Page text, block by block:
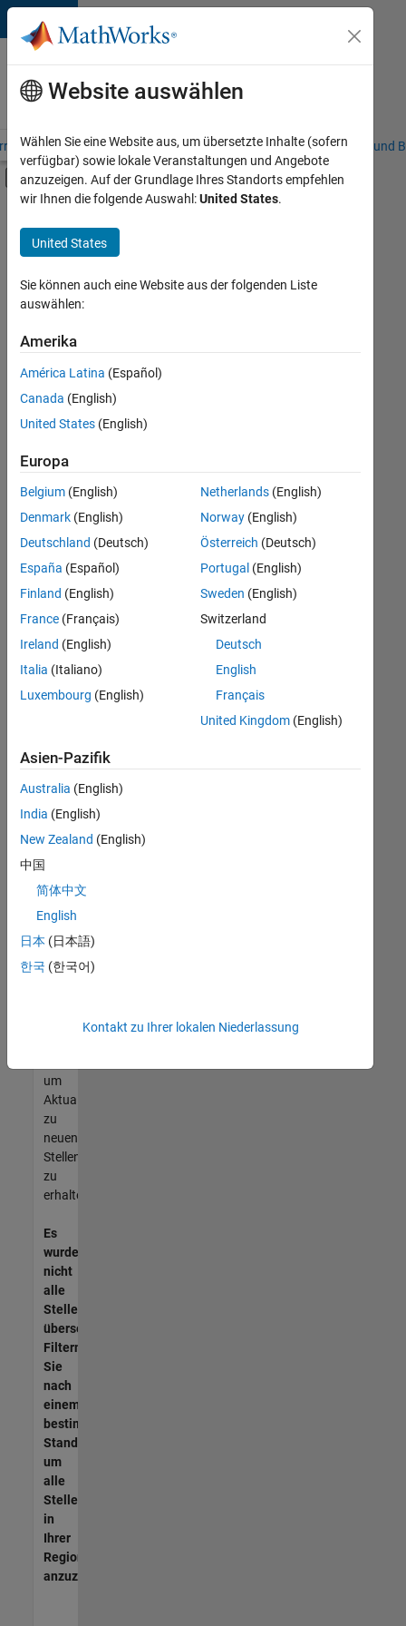
Weiter zum Inhalt
Karriere
bei
MathWorks
– Übersicht Stellensuche Niederlassungen Studierende und
Umschaltung für Off-Canvas-
Hauptinhalt
Advanced Support
Business Applications and Tools
Program Management
Release Engineering
Web Applications and Services
+4
Derzeit
es
keine
offenen
Stellen,
Ihren
Suchkriterien
entsprechen.
können
die
Suchkriterien
weiter
fassen
oder
alle
Stellenangebote
anzeigen .
noch
keine
offenen
Stellen
können,
die
Ihren
entsprechen,
werden
unseres
um
Aktualisierungen
zu
neuen
Stellenangeboten
zu
erhalten.
Es
wurden
nicht
alle
Stellen
übersetzt.
Filtern
Sie
nach
einem
bestimmten
Standort,
um
alle
Stellenangebote
in
Ihrer
Region
anzuzeigen.
Website auswählen
Wählen Sie eine Website aus, um übersetzte Inhalte (sofern
verfügbar) sowie lokale Veranstaltungen und Angebote
anzuzeigen. Auf der Grundlage Ihres Standorts empfehlen
wir Ihnen die folgende Auswahl:United States.
United States
Sie können auch eine Website aus der folgenden Liste
auswählen:
Amerika
América Latina (Español)
Canada (English)
United States (English)
Europa
Belgium (English)
Denmark (English)
Deutschland (Deutsch)
España (Español)
Finland (English)
France (Français)
Ireland (English)
Italia (Italiano)
Luxembourg (English)
Netherlands(English)
Norway(English)
Österreich (Deutsch)
Portugal (English)
Sweden (English)
Switzerland
Deutsch
English
Français
United Kingdom(English)
Asien-Pazifik
Australia (English)
India (English)
New Zealand (English)
中国
简体中文
English
日本 (日本語)
한국 (한국어)
Kontakt zu Ihrer lokalen Niederlassung